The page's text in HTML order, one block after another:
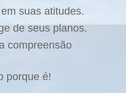
suas atitudes.
de seus planos.
compreensão
porque é!